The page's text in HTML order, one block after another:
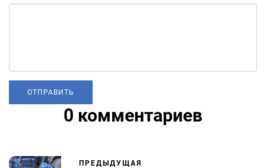
0 комментариев
ПРЕДЫДУЩАЯ